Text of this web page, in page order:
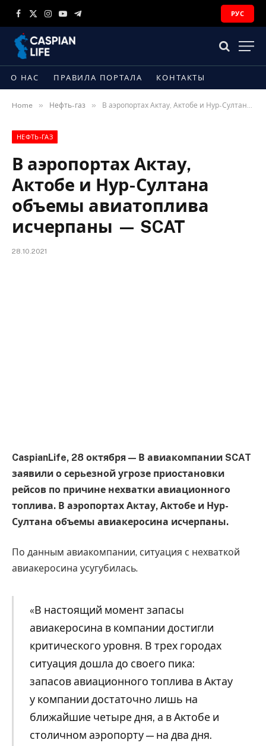
Facebook
X
Instagram
YouTubeTelegram
РУС
О НАС ПРАВИЛА ПОРТАЛА КОНТАКТЫ
Home » Нефть-газ » В аэропортах Актау, Актобе и Нур-Султана объемы авиатоплива исчерпаны — SCAT
НЕФТЬ-ГАЗ
В аэропортах Актау,
Актобе и Нур-Султана
объемы авиатоплива
исчерпаны — SCAT
28.10.2021
CaspianLife, 28 октября — В авиакомпании SCAT
заявили о серьезной угрозе приостановки
рейсов по причине нехватки авиационного
топлива. В аэропортах Актау, Актобе и Нур-
Султана объемы авиакеросина исчерпаны.
По данным авиакомпании, ситуация с нехваткой
авиакеросина усугубилась.
«В настоящий момент запасы
авиакеросина в компании достигли
критического уровня. В трех городах
ситуация дошла до своего пика:
запасов авиационного топлива в Актау
у компании достаточно лишь на
ближайшие четыре дня, а в Актобе и
столичном аэропорту — на два дня.